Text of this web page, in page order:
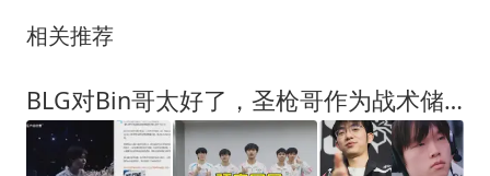
相关推荐
BLG对Bin哥太好了，圣枪哥作为战术储备加入，BLG提前预定冠军？